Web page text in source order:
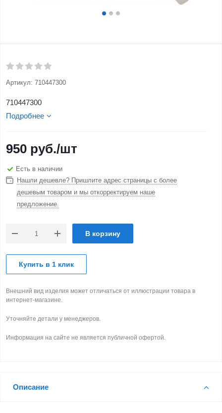
Артикул: 710447300
710447300
Подробнее
950 руб./шт
Есть в наличии
Нашли дешевле? Пришлите адрес страницы с более
дешевым товаром и мы откорректируем наше
предложение.
В корзину
Купить в 1 клик
Внешний вид изделия может отличаться от иллюстрации товара в
интернет-магазине.
Уточняйте детали у менеджеров.
Информация на сайте не является публичной офертой.
Описание